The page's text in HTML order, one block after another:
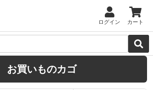
ログイン カート
お買いものカゴ